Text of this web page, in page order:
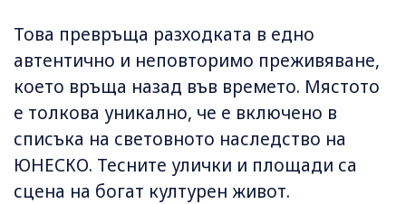
Това превръща разходката в едно
автентично и неповторимо преживяване,
което връща назад във времето. Мястото
е толкова уникално, че е включено в
списъка на световното наследство на
ЮНЕСКО. Тесните улички и площади са
сцена на богат културен живот.